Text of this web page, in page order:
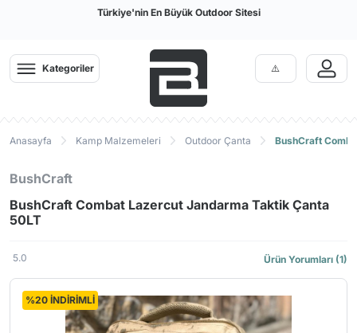
Türkiye'nin En Büyük Outdoor Sitesi
Kategoriler
Anasayfa Kamp Malzemeleri Outdoor Çanta BushCraft
BushCraft
BushCraft Combat Lazercut Jandarma Taktik Çanta
50LT
5.0 Ürün Yorumları (1)
%20 İNDİRİMLİ